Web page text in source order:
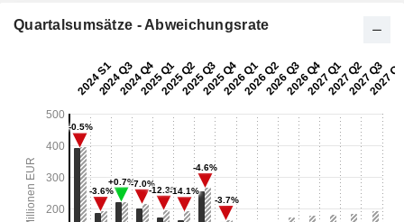
Quartalsumsätze - Abweichungsrate